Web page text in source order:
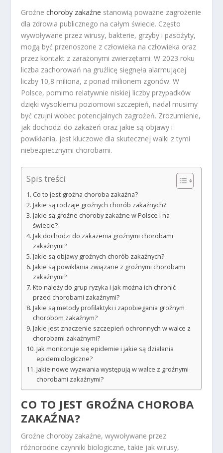
Groźnechoroby zakaźne stanowią poważne zagrożenie
dla zdrowia publicznego na całym świecie. Często
wywoływane przez wirusy, bakterie, grzyby i pasożyty,
mogą być przenoszone z człowieka na człowieka oraz
przez kontakt z zarażonymi zwierzętami. W 2023 roku
liczba zachorowań na gruźlicę sięgnęła alarmującej
liczby 10,8 miliona, z ponad milionem zgonów. W
Polsce, pomimo relatywnie niskiej liczby przypadków
dzięki wysokiemu poziomowi szczepień, nadal musimy
być czujni wobec potencjalnych zagrożeń. Zrozumienie,
jak dochodzi do zakażeń oraz jakie są objawy i
powikłania, jest kluczowe dla skutecznej walki z tymi
niebezpiecznymi chorobami.
Spis treści
Co to jest groźna choroba zakaźna?
Jakie są rodzaje groźnych chorób zakaźnych?
Jakie są groźne choroby zakaźne w Polsce i na
świecie?
Jak dochodzi do zakażenia groźnymi chorobami
zakaźnymi?
Jakie są objawy groźnych chorób zakaźnych?
Jakie są powikłania związane z groźnymi chorobami
zakaźnymi?
Kto należy do grup ryzyka i jak można ich chronić
przed chorobami zakaźnymi?
Jakie są metody profilaktyki i zapobiegania groźnym
chorobom zakaźnym?
Jakie jest znaczenie szczepień ochronnych w walce z
chorobami zakaźnymi?
Jak monitoruje się epidemie i jakie są działania
epidemiologiczne?
Jakie nowe wyzwania występują w walce z groźnymi
chorobami zakaźnymi?
CO TO JEST GROŹNA CHOROBA
ZAKAŹNA?
Groźne choroby zakaźne, wywoływane przez
różnorodne czynniki biologiczne, takie jak wirusy,